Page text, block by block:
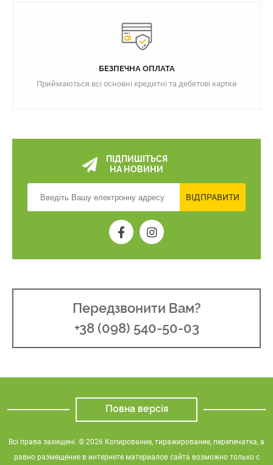
БЕЗПЕЧНА ОПЛАТА
Приймаються всі основні кредитні та дебетові картки
ПІДПИШІТЬСЯ
НА НОВИНИ
ВІДПРАВИТИ
Передзвонити Вам?
+38 (098) 540-50-03
Повна версія
Всі права захищені. © 2026 Копирование, тиражирование, перепечатка, а
равно размещение в интернете материалов сайта возможно только с